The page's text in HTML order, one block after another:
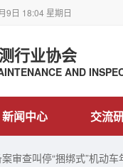
9日 18:04 星期日
行业协会
AND
新闻中心 交流
审查叫停“捆绑式”机动车